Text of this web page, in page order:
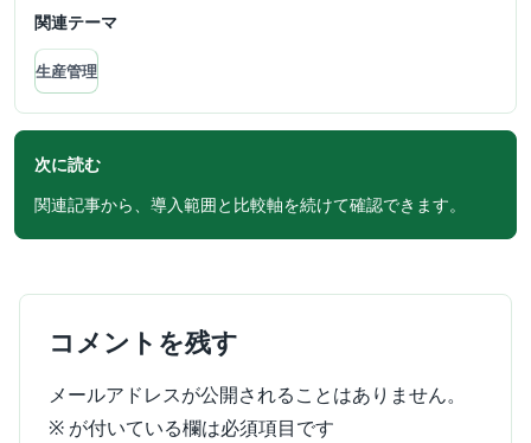
関連テーマ
生産管理
次に読む
関連記事から、導入範囲と比較軸を続けて確認できます。
コメントを残す
メールアドレスが公開されることはありません。
※ が付いている欄は必須項目です